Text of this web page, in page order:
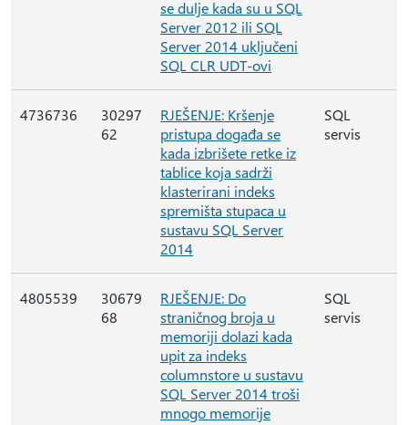
se dulje kada su u SQL
Server 2012 ili SQL
Server 2014 uključeni
SQL CLR UDT-ovi
4736736
30297
62
RJEŠENJE: Kršenje
pristupa događa se
kada izbrišete retke iz
tablice koja sadrži
klasterirani indeks
spremišta stupaca u
sustavu SQL Server
2014
SQL
servis
4805539
30679
68
RJEŠENJE: Do
straničnog broja u
memoriji dolazi kada
upit za indeks
columnstore u sustavu
SQL Server 2014 troši
mnogo memorije
SQL
servis